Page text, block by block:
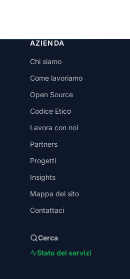
AZIENDA
Chi siamo
Come lavoriamo
Open Source
Codice Etico
Lavora con noi
Partners
Progetti
Insights
Mappa del sito
Contattaci
Cerca
Stato dei servizi